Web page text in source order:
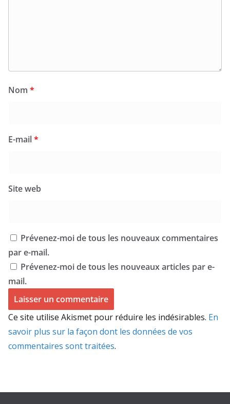
Nom *
E-mail*
Site web
Prévenez-moi de tous les nouveaux commentaires
par e-mail.
Prévenez-moi de tous les nouveaux articles par e-
mail.
Ce site utilise Akismet pour réduire les indésirables. En
savoir plus sur la façon dont les données de vos
commentaires sont traitées.